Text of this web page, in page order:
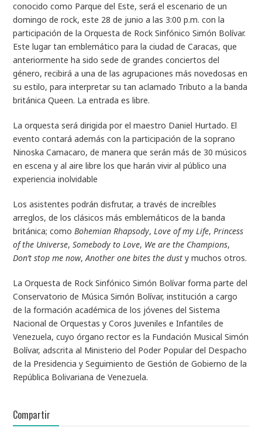
conocido como Parque del Este, será el escenario de un
domingo de rock, este 28 de junio a las 3:00 p.m. con la
participación de la Orquesta de Rock Sinfónico Simón Bolívar.
Este lugar tan emblemático para la ciudad de Caracas, que
anteriormente ha sido sede de grandes conciertos del
género, recibirá a una de las agrupaciones más novedosas en
su estilo, para interpretar su tan aclamado Tributo a la banda
británica Queen. La entrada es libre.
La orquesta será dirigida por el maestro Daniel Hurtado. El
evento contará además con la participación de la soprano
Ninoska Camacaro, de manera que serán más de 30 músicos
en escena y al aire libre los que harán vivir al público una
experiencia inolvidable
Los asistentes podrán disfrutar, a través de increíbles
arreglos, de los clásicos más emblemáticos de la banda
británica; comoBohemian Rhapsody,Love of my Life,Princess
of the Universe,Somebody to Love, We are the Champions,
Don’t stop me now,Another one bites the dust y muchos otros.
La Orquesta de Rock Sinfónico Simón Bolívar forma parte del
Conservatorio de Música Simón Bolívar, institución a cargo
de la formación académica de los jóvenes del Sistema
Nacional de Orquestas y Coros Juveniles e Infantiles de
Venezuela, cuyo órgano rector es la Fundación Musical Simón
Bolívar, adscrita al Ministerio del Poder Popular del Despacho
de la Presidencia y Seguimiento de Gestión de Gobierno de la
República Bolivariana de Venezuela.
Compartir